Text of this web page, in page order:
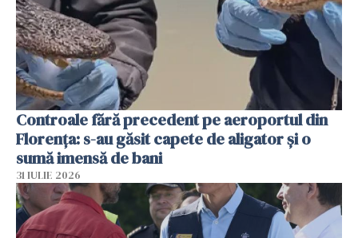
Controale fără precedent pe aeroportul din
Florența: s-au găsit capete de aligator și o
sumă imensă de bani
31 IULIE 2026